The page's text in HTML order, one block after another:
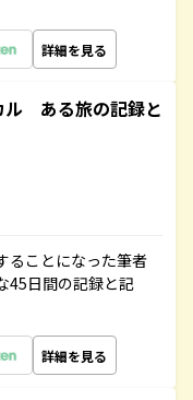
詳細を見る
ル ある旅の記録と
ることになった筆者
45日間の記録と記
詳細を見る